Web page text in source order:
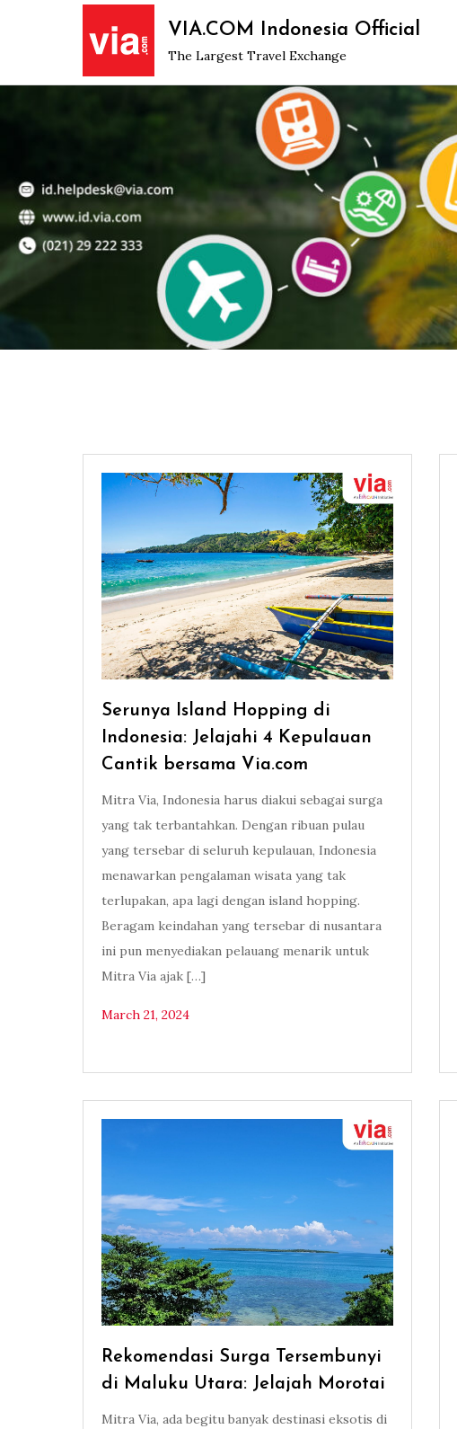
VIA.COM Indonesia Official
The Largest Travel Exchange
Serunya Island Hopping di
Indonesia: Jelajahi 4 Kepulauan
Cantik bersama Via.com
Mitra Via, Indonesia harus diakui sebagai surga
yang tak terbantahkan. Dengan ribuan pulau
yang tersebar di seluruh kepulauan, Indonesia
menawarkan pengalaman wisata yang tak
terlupakan, apa lagi dengan island hopping.
Beragam keindahan yang tersebar di nusantara
ini pun menyediakan pelauang menarik untuk
Mitra Via ajak […]
March 21, 2024
Rekomendasi Surga Tersembunyi
di Maluku Utara: Jelajah Morotai
Mitra Via, ada begitu banyak destinasi eksotis di